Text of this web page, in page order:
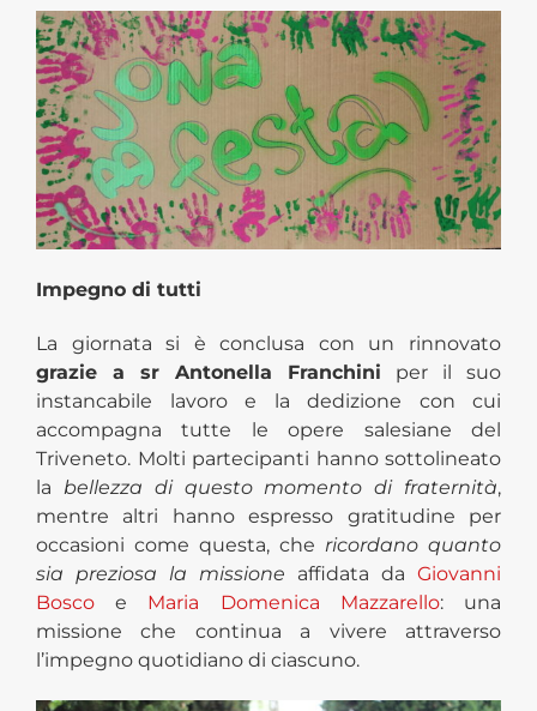
Impegno di tutti
La giornata si è conclusa con un rinnovato
grazie a sr Antonella Franchini per il suo
instancabile lavoro e la dedizione con cui
accompagna tutte le opere salesiane del
Triveneto. Molti partecipanti hanno sottolineato
la bellezza di questo momento di fraternità,
mentre altri hanno espresso gratitudine per
occasioni come questa, che ricordano quanto
sia preziosa la missione affidata da Giovanni
Bosco e Maria Domenica Mazzarello: una
missione che continua a vivere attraverso
l’impegno quotidiano di ciascuno.